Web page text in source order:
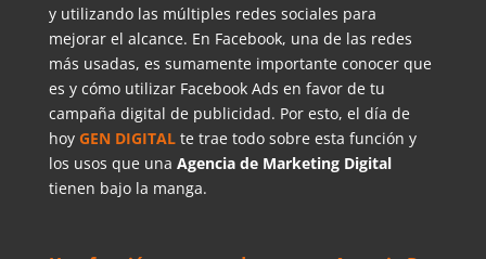
y utilizando las múltiples redes sociales para
mejorar el alcance. En Facebook, una de las redes
más usadas, es sumamente importante conocer que
es y cómo utilizar Facebook Ads en favor de tu
campaña digital de publicidad. Por esto, el día de
hoy GEN DIGITALte trae todo sobre esta función y
los usos que una Agencia de Marketing Digital
tienen bajo la manga.